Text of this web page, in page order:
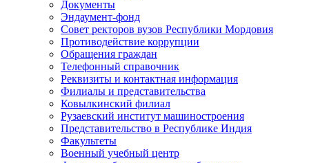
Документы
Эндаумент-фонд
Совет ректоров вузов Республики Мордовия
Противодействие коррупции
Обращения граждан
Телефонный справочник
Реквизиты и контактная информация
Филиалы и представительства
Ковылкинский филиал
Рузаевский институт машиностроения
Представительство в Республике Индия
Факультеты
Военный учебный центр